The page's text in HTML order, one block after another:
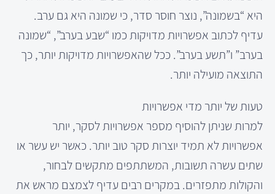
היא “בשמונה”, נוצר חוסר סדר, כי שמונה היא גם ערב.
עדיף לכתוב אפשרויות מדויקות כמו “שבע בערב”, “שמונה
בערב” ו”תשע בערב”. ככל שהאפשרויות מדויקות יותר, כך
התוצאה מועילה יותר.
טעות של יותר מדי אפשרויות
למרות שניתן להוסיף מספר אפשרויות לסקר, יותר
אפשרויות לא תמיד יוצרות סקר טוב יותר. כאשר יש עשר או
שתים עשרה תשובות, המשתתפים מתקשים לבחור,
והקולות מתפזרים. במקרים רבים עדיף לצמצם מראש את